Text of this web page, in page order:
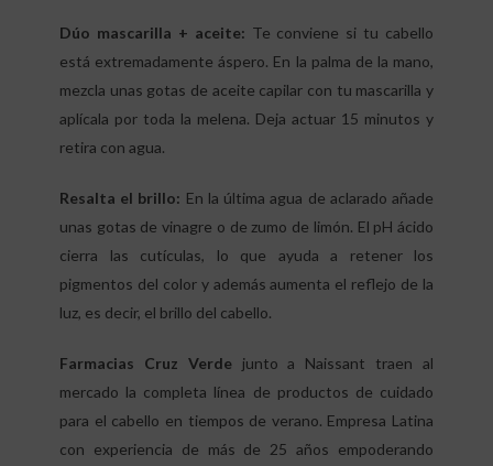
Dúo mascarilla + aceite: Te conviene si tu cabello
está extremadamente áspero. En la palma de la mano,
mezcla unas gotas de aceite capilar con tu mascarilla y
aplícala por toda la melena. Deja actuar 15 minutos y
retira con agua.
Resalta el brillo: En la última agua de aclarado añade
unas gotas de vinagre o de zumo de limón. El pH ácido
cierra las cutículas, lo que ayuda a retener los
pigmentos del color y además aumenta el reflejo de la
luz, es decir, el brillo del cabello.
Farmacias Cruz Verdejunto a Naissant traen al
mercado la completa línea de productos de cuidado
para el cabello en tiempos de verano. Empresa Latina
con experiencia de más de 25 años empoderando